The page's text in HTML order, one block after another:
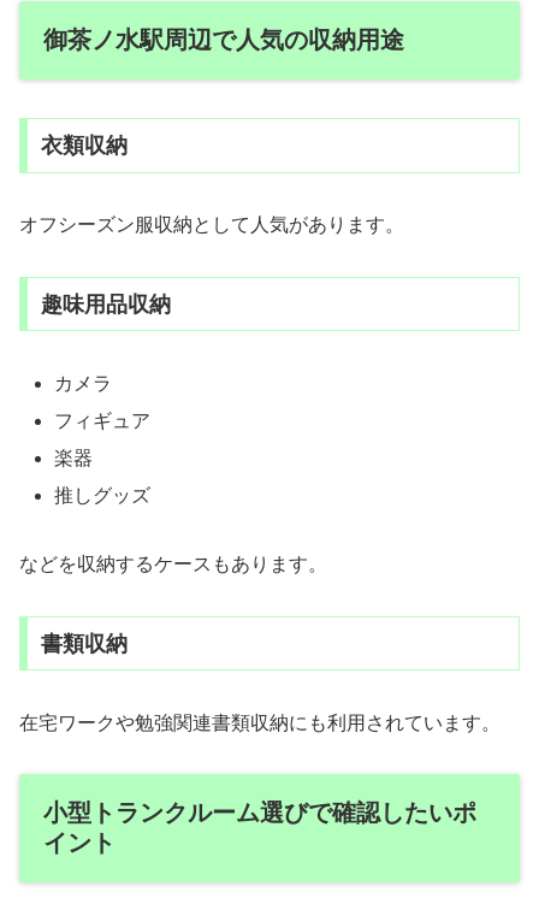
御茶ノ水駅周辺で人気の収納用途
衣類収納
オフシーズン服収納として人気があります。
趣味用品収納
カメラ
フィギュア
楽器
推しグッズ
などを収納するケースもあります。
書類収納
在宅ワークや勉強関連書類収納にも利用されています。
小型トランクルーム選びで確認したいポ
イント